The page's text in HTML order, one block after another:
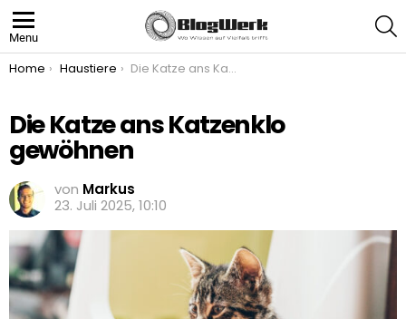
Menu
You are here:
Home Haustiere Die Katze ans Katzenklo gewöhnen
Die Katze ans Katzenklo
gewöhnen
von Markus
23. Juli 2025, 10:10